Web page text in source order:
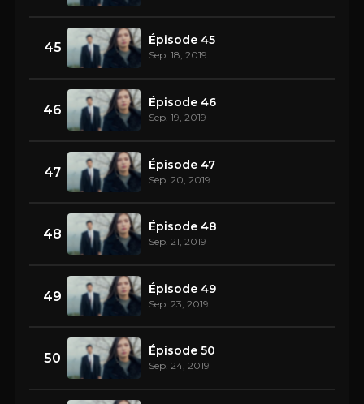
45 Épisode 45
Sep. 18, 2019
46 Épisode 46
Sep. 19, 2019
47 Épisode 47
Sep. 20, 2019
48 Épisode 48
Sep. 21, 2019
49 Épisode 49
Sep. 23, 2019
50 Épisode 50
Sep. 24, 2019